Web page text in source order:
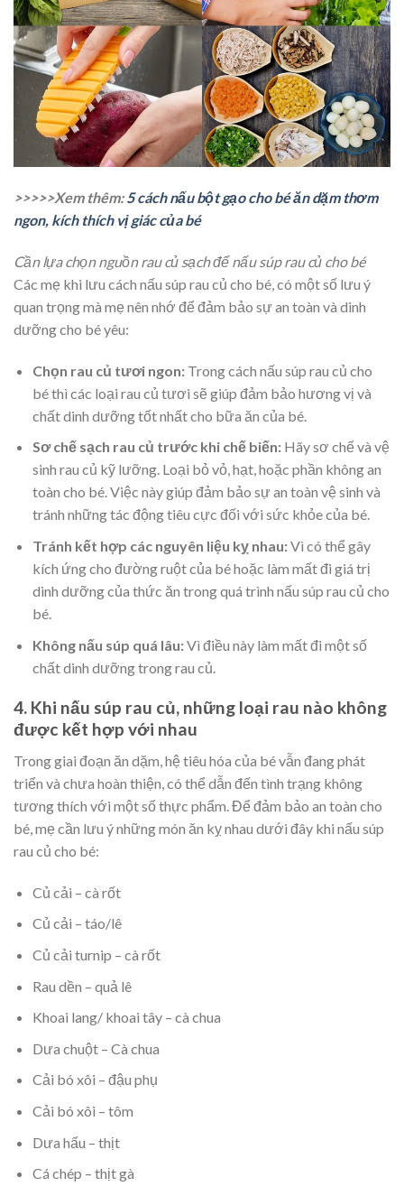
>>>>>Xem thêm:5 cách nấu bột gạo cho bé ăn dặm thơm
ngon, kích thích vị giác của bé
Cần lựa chọn nguồn rau củ sạch để nấu súp rau củ cho bé
Các mẹ khi lưu cách nấu súp rau củ cho bé, có một số lưu ý
quan trọng mà mẹ nên nhớ để đảm bảo sự an toàn và dinh
dưỡng cho bé yêu:
Chọn rau củ tươi ngon: Trong cách nấu súp rau củ cho
bé thì các loại rau củ tươi sẽ giúp đảm bảo hương vị và
chất dinh dưỡng tốt nhất cho bữa ăn của bé.
Sơ chế sạch rau củ trước khi chế biến: Hãy sơ chế và vệ
sinh rau củ kỹ lưỡng. Loại bỏ vỏ, hạt, hoặc phần không an
toàn cho bé. Việc này giúp đảm bảo sự an toàn vệ sinh và
tránh những tác động tiêu cực đối với sức khỏe của bé.
Tránh kết hợp các nguyên liệu kỵ nhau:Vì có thể gây
kích ứng cho đường ruột của bé hoặc làm mất đi giá trị
dinh dưỡng của thức ăn trong quá trình nấu súp rau củ cho
bé.
Không nấu súp quá lâu:Vì điều này làm mất đi một số
chất dinh dưỡng trong rau củ.
4. Khi nấu súp rau củ, những loại rau nào không
được kết hợp với nhau
Trong giai đoạn ăn dặm, hệ tiêu hóa của bé vẫn đang phát
triển và chưa hoàn thiện, có thể dẫn đến tình trạng không
tương thích với một số thực phẩm. Để đảm bảo an toàn cho
bé, mẹ cần lưu ý những món ăn kỵ nhau dưới đây khi nấu súp
rau củ cho bé:
Củ cải – cà rốt
Củ cải – táo/lê
Củ cải turnip – cà rốt
Rau dền – quả lê
Khoai lang/ khoai tây – cà chua
Dưa chuột – Cà chua
Cải bó xôi – đậu phụ
Cải bó xôi – tôm
Dưa hấu – thịt
Cá chép – thịt gà